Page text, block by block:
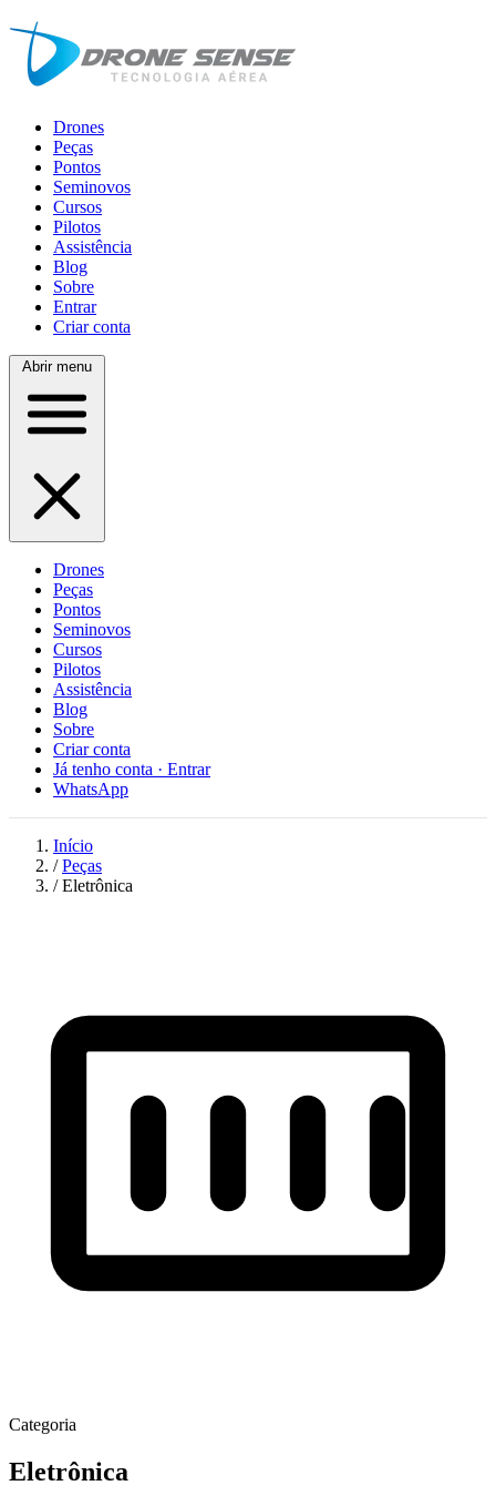
Drones
Peças
Pontos
Seminovos
Cursos
Pilotos
Assistência
Blog
Sobre
Entrar
Criar conta
Abrir menu
Drones
Peças
Pontos
Seminovos
Cursos
Pilotos
Assistência
Blog
Sobre
Criar conta
Já tenho conta · Entrar
WhatsApp
Início
/ Peças
/ Eletrônica
Categoria
Eletrônica